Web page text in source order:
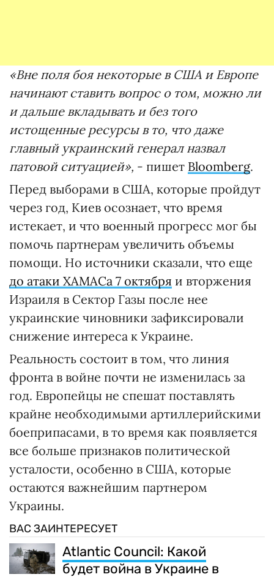
«Вне поля боя некоторые в США и Европе
начинают ставить вопрос о том, можно ли
и дальше вкладывать и без того
истощенные ресурсы в то, что даже
главный украинский генерал назвал
патовой ситуацией», - пишет Bloomberg.
Перед выборами в США, которые пройдут
через год, Киев осознает, что время
истекает, и что военный прогресс мог бы
помочь партнерам увеличить объемы
помощи. Но источники сказали, что еще
до атаки ХАМАСа 7 октября и вторжения
Израиля в Сектор Газы после нее
украинские чиновники зафиксировали
снижение интереса к Украине.
Реальность состоит в том, что линия
фронта в войне почти не изменилась за
год. Европейцы не спешат поставлять
крайне необходимыми артиллерийскими
боеприпасами, в то время как появляется
все больше признаков политической
усталости, особенно в США, которые
остаются важнейшим партнером
Украины.
ВАС ЗАИНТЕРЕСУЕТ
Atlantic Council: Какой
будет война в Украине в